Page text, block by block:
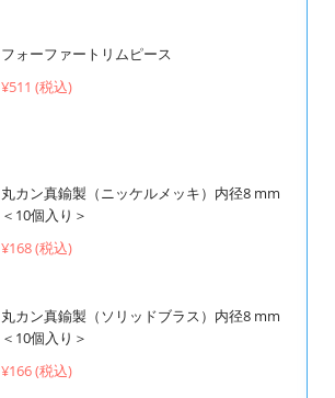
フォーファートリムピース
¥511 (税込)
丸カン真鍮製（ニッケルメッキ）内径8 mm
＜10個入り＞
¥168 (税込)
丸カン真鍮製（ソリッドブラス）内径8 mm
＜10個入り＞
¥166 (税込)